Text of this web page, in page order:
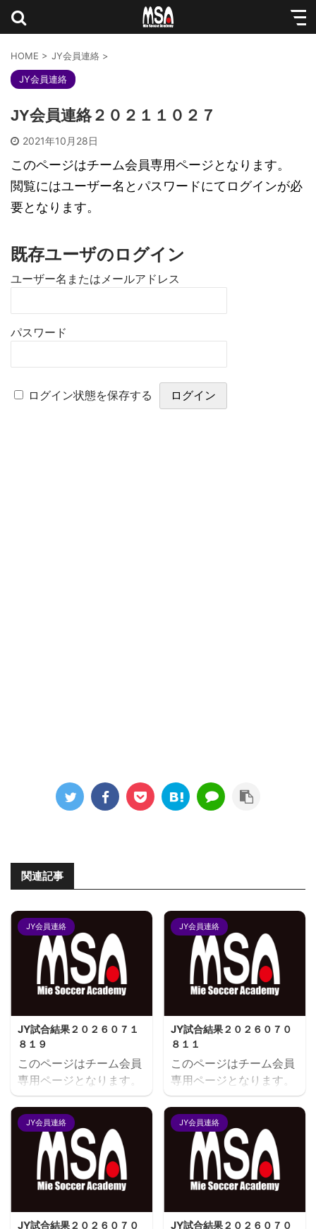
HOME > JY会員連絡 >
JY会員連絡
JY会員連絡２０２１１０２７
2021年10月28日
このページはチーム会員専用ページとなります。
閲覧にはユーザー名とパスワードにてログインが必
要となります。
既存ユーザのログイン
ユーザー名またはメールアドレス
パスワード
ログイン状態を保存する
関連記事
JY会員連絡
JY試合結果２０２６０７１
８１９
このページはチーム会員
専用ページとなります。
閲覧にはユーザー名とパ
スワードにてログインが
必要となります。既存ユ
ーザのログインユーザー
名またはメールアドレス
パスワード ログイン状態
JY会員連絡
JY試合結果２０２６０７０
８１１
このページはチーム会員
専用ページとなります。
閲覧にはユーザー名とパ
スワードにてログインが
必要となります。既存ユ
ーザのログインユーザー
名またはメールアドレス
パスワード ログイン状態
JY会員連絡
JY試合結果２０２６０７０
JY会員連絡
JY試合結果２０２６０７０